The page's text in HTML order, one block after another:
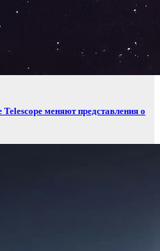
меняют представления о